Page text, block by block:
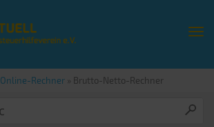
Online-Rechner » Brutto-Netto-Rechner